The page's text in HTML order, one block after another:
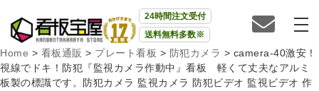
24時間注文受付
送料無料多数※
Home > 看板通販 > プレート看板 > 防犯カメラ > camera-40激安！
視線でドキ！防犯『監視カメラ作動中』看板 軽くて丈夫なアルミ
板製の標識です。防犯カメラ 監視カメラ 防犯ビデオ 監視ビデオ 作